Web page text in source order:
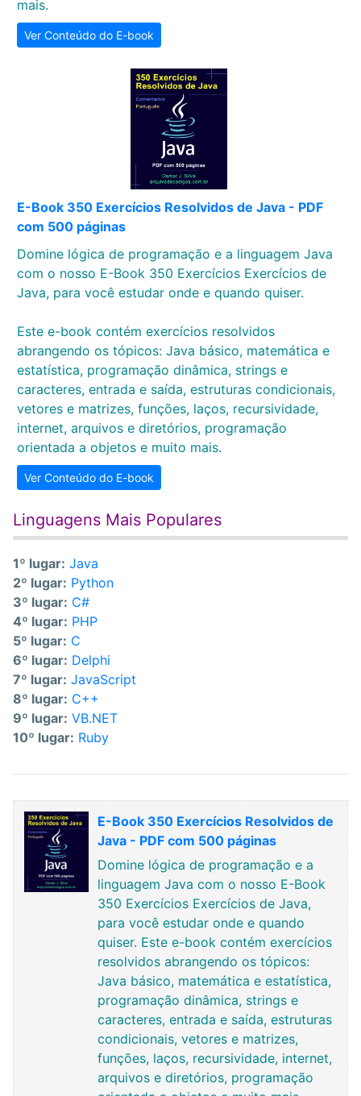
mais.
Ver Conteúdo do E-book
E-Book 350 Exercícios Resolvidos de Java - PDF
com 500 páginas
Domine lógica de programação e a linguagem Java
com o nosso E-Book 350 Exercícios Exercícios de
Java, para você estudar onde e quando quiser.
Este e-book contém exercícios resolvidos
abrangendo os tópicos: Java básico, matemática e
estatística, programação dinâmica, strings e
caracteres, entrada e saída, estruturas condicionais,
vetores e matrizes, funções, laços, recursividade,
internet, arquivos e diretórios, programação
orientada a objetos e muito mais.
Ver Conteúdo do E-book
Linguagens Mais Populares
1º lugar: Java
2º lugar: Python
3º lugar: C#
4º lugar: PHP
5º lugar: C
6º lugar: Delphi
7º lugar: JavaScript
8º lugar: C++
9º lugar: VB.NET
10º lugar: Ruby
E-Book 350 Exercícios Resolvidos de
Java - PDF com 500 páginas
Domine lógica de programação e a
linguagem Java com o nosso E-Book
350 Exercícios Exercícios de Java,
para você estudar onde e quando
quiser. Este e-book contém exercícios
resolvidos abrangendo os tópicos:
Java básico, matemática e estatística,
programação dinâmica, strings e
caracteres, entrada e saída, estruturas
condicionais, vetores e matrizes,
funções, laços, recursividade, internet,
arquivos e diretórios, programação